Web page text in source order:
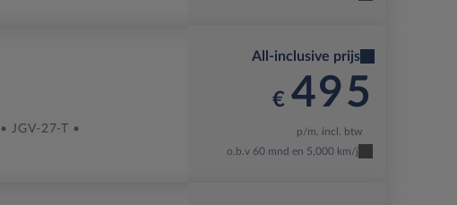
JGV-27-T
All-inclusive prijs
€ 495
p/m. incl. btw
o.b.v 60 mnd en 5,000 km/j